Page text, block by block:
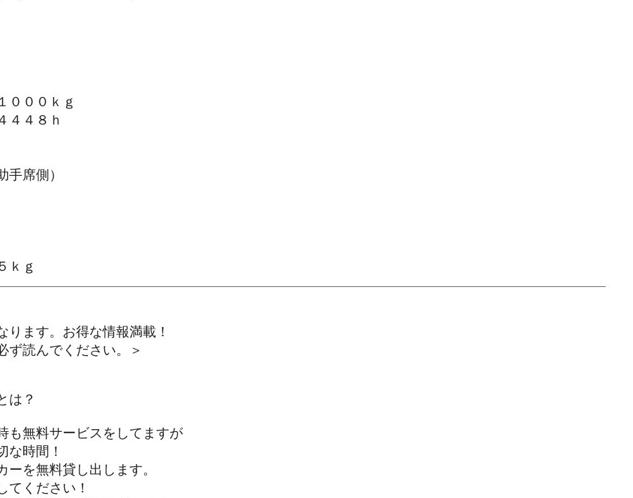
０００ｋｇ
４４８ｈ
手席側）
ｋｇ
ります。お得な情報満載！
読んでください。＞
は？
無料サービスをしてますが
時間！
を無料貸し出します。
ください！